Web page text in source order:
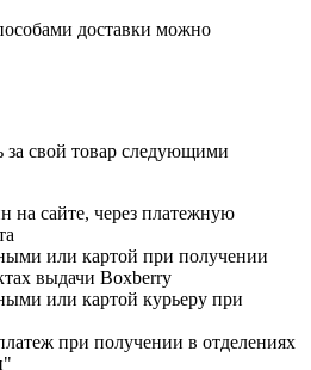
доставки можно
свой товар следующими
на сайте, через платежную
или картой при получении
выдачи Boxberry
или картой курьеру при
при получении в отделениях